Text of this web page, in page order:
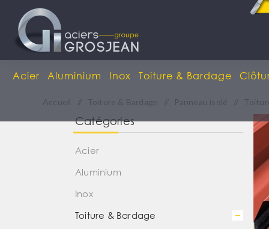
Acier Aluminium Inox Toiture & Bardage
Accueil Toiture & Bardage Panneau isolé
Catégories
Acier
Aluminium
Inox
Toiture & Bardage